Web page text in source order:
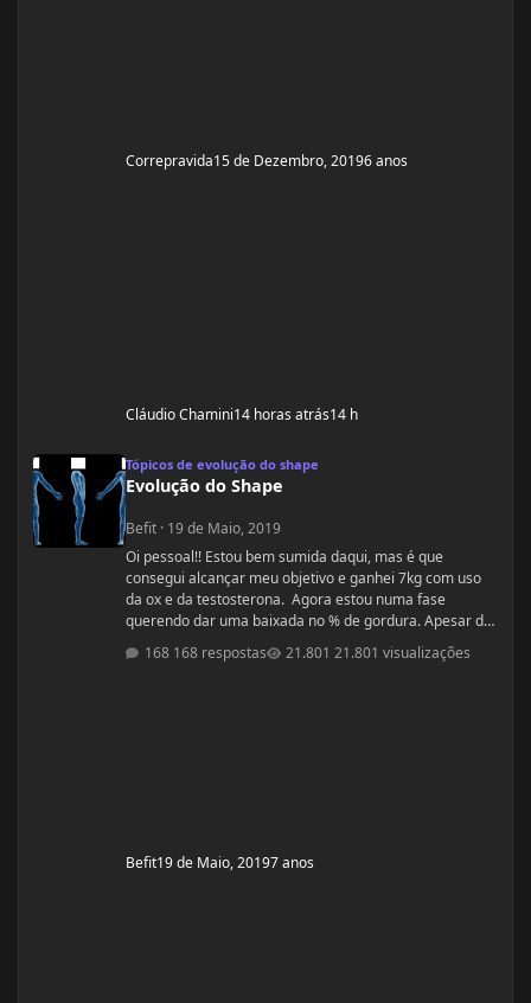
Correpravida15 de Dezembro, 20196 anos
Cláudio Chamini14 horas atrás14 h
Tópicos de evolução do shape
Evolução do Shape
Befit · 19 de Maio, 2019
Oi pessoal!! Estou bem sumida daqui, mas é que
consegui alcançar meu objetivo e ganhei 7kg com uso
da ox e da testosterona. Agora estou numa fase
querendo dar uma baixada no % de gordura. Apesar de
estudar nutrição e saber exatamente o que devo fazer,
gostaria de compartilhamento de treinos e talvez
168 respostas 21.801 visualizações
Befit19 de Maio, 20197 anos